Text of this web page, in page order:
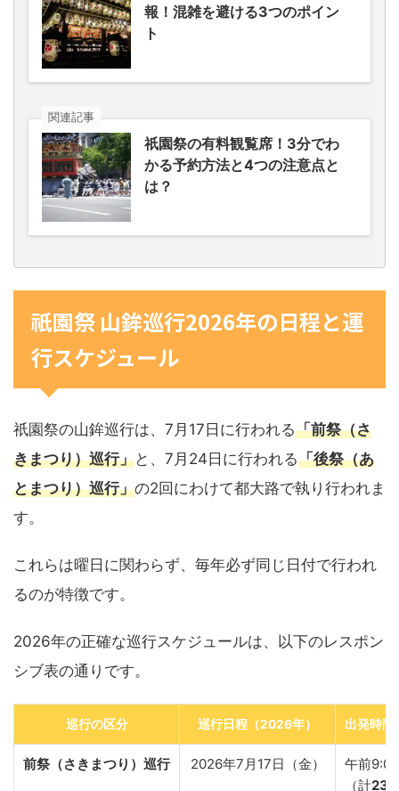
報！混雑を避ける3つのポイン
ト
関連記事
祇園祭の有料観覧席！3分でわ
かる予約方法と4つの注意点と
は？
祇園祭 山鉾巡行2026年の日程と運
行スケジュール
祇園祭の山鉾巡行は、7月17日に行われる「前祭（さ
きまつり）巡行」と、7月24日に行われる「後祭（あ
とまつり）巡行」の2回にわけて都大路で執り行われま
す。
これらは曜日に関わらず、毎年必ず同じ日付で行われ
るのが特徴です。
2026年の正確な巡行スケジュールは、以下のレスポン
シブ表の通りです。
巡行の区分 巡行日程（2026年） 出発時間
前祭（さきまつり）巡行 2026年7月17日（金）
午前
（計23